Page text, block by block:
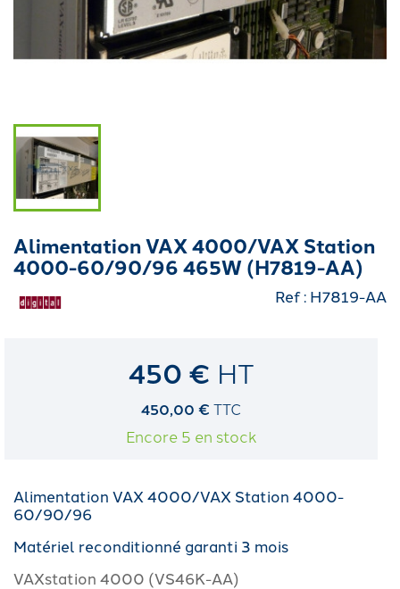
Alimentation VAX 4000/VAX Station
4000-60/90/96 465W (H7819-AA)
Ref : H7819-AA
450 € HT
450,00 € TTC
Encore 5 en stock
Alimentation VAX 4000/VAX Station 4000-
60/90/96
Matériel reconditionné garanti 3 mois
VAXstation 4000 (VS46K-AA)